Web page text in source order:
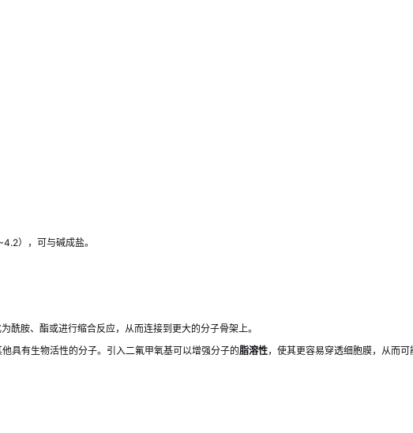
），可与碱成盐。
酰胺、酯或进行缩合反应，从而连接到更大的分子骨架上。
具有生物活性的分子。引入二氟甲氧基可以增强分子的脂溶性，使其更容易穿透细胞膜，从而可